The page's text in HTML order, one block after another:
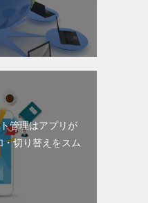
管理はアプリが
切り替えをスム